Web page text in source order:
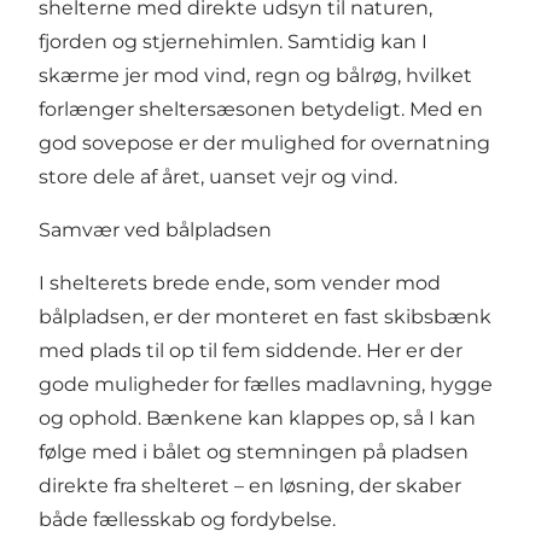
shelterne med direkte udsyn til naturen,
fjorden og stjernehimlen. Samtidig kan I
skærme jer mod vind, regn og bålrøg, hvilket
forlænger sheltersæsonen betydeligt. Med en
god sovepose er der mulighed for overnatning
store dele af året, uanset vejr og vind.
Samvær ved bålpladsen
I shelterets brede ende, som vender mod
bålpladsen, er der monteret en fast skibsbænk
med plads til op til fem siddende. Her er der
gode muligheder for fælles madlavning, hygge
og ophold. Bænkene kan klappes op, så I kan
følge med i bålet og stemningen på pladsen
direkte fra shelteret – en løsning, der skaber
både fællesskab og fordybelse.